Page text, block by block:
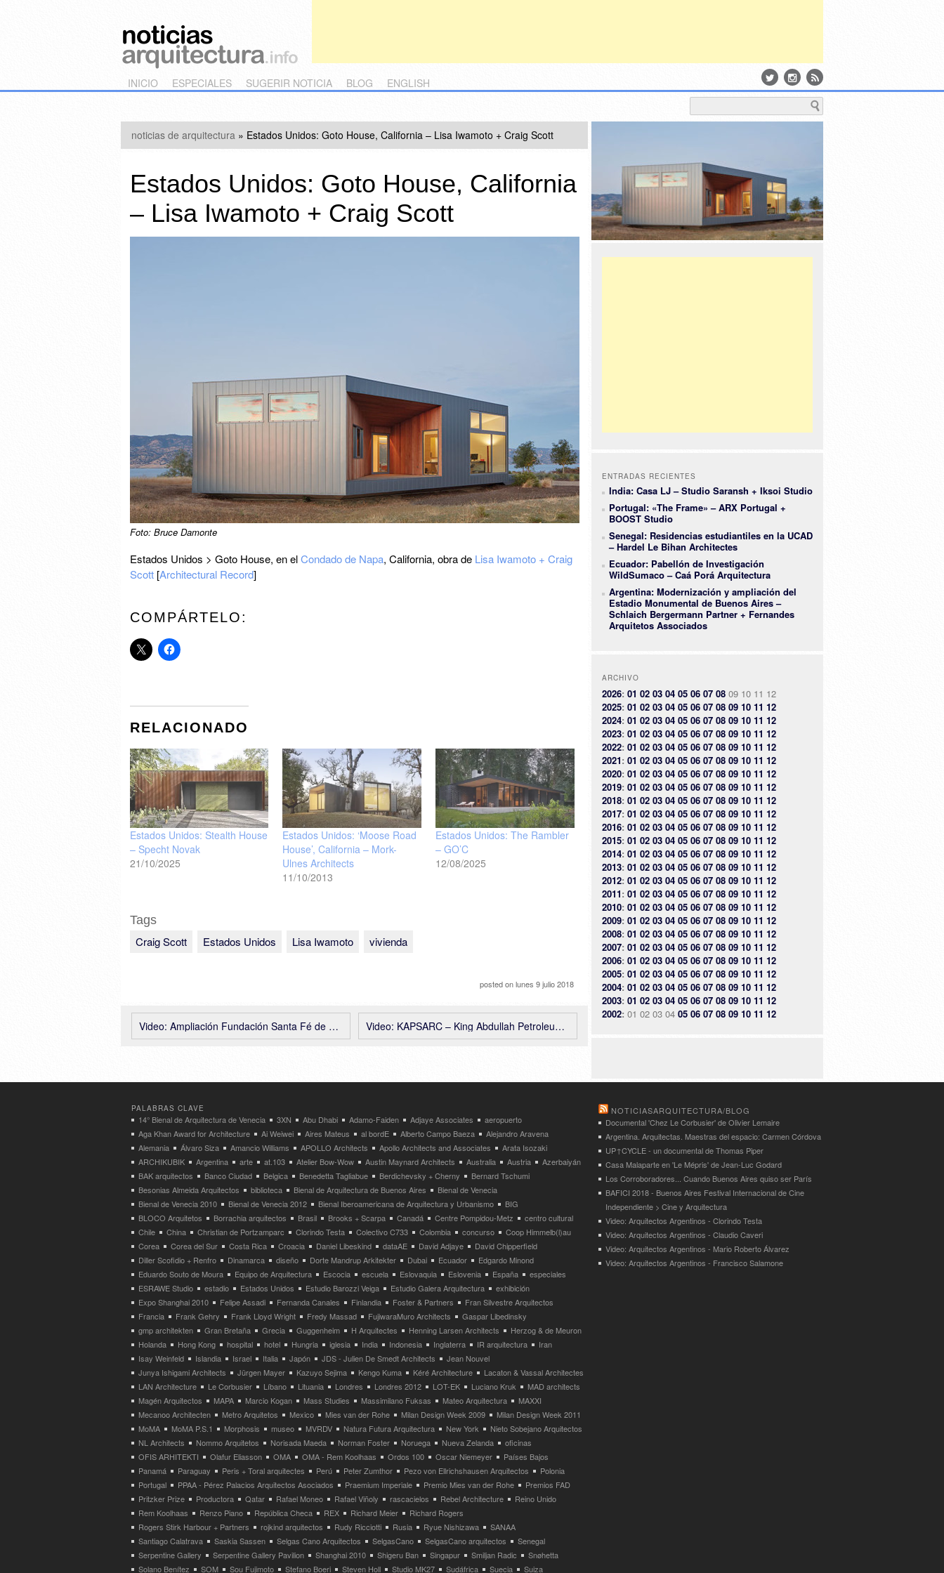
Main menu
Skip to primary content
Skip to secondary content
INICIO ESPECIALES SUGERIR NOTICIA BLOG ENGLISH
noticias de arquitectura » Estados Unidos: Goto House, California – Lisa Iwamoto + Craig Scott
Estados Unidos: Goto House, California
– Lisa Iwamoto + Craig Scott
Foto: Bruce Damonte
Estados Unidos > Goto House, en elCondado de Napa, California, obra de Lisa Iwamoto + Craig
Scott[Architectural Record]
COMPÁRTELO:
RELACIONADO
Estados Unidos: Stealth House
– Specht Novak
21/10/2025
Estados Unidos: ‘Moose Road
House’, California – Mork-
Ulnes Architects
11/10/2013
Estados Unidos: The Rambler
– GO’C
12/08/2025
Tags
Craig Scott Estados Unidos Lisa Iwamoto vivienda
posted onlunes 9 julio 2018
Video: KAPSARC – King Abdullah Petroleum Studies And Research Center, Riyadh, Arabia Saudita – Zaha Hadid Architects
Video: Ampliación Fundación Santa Fé de Bogotá, Colombia – El Equipo Mazzanti
ENTRADAS RECIENTES
India: Casa LJ – Studio Saransh + Iksoi Studio
Portugal: «The Frame» – ARX Portugal +
BOOST Studio
Senegal: Residencias estudiantiles en la UCAD
– Hardel Le Bihan Architectes
Ecuador: Pabellón de Investigación
WildSumaco – Caá Porá Arquitectura
Argentina: Modernización y ampliación del
Estadio Monumental de Buenos Aires –
Schlaich Bergermann Partner + Fernandes
Arquitetos Associados
ARCHIVO
2026: 01 02 03 04 05 06 07 08 09 10 11 12
2025: 01 02 03 04 05 06 07 08 09 10 11 12
2024: 01 02 03 04 05 06 07 08 09 10 11 12
2023: 01 02 03 04 05 06 07 08 09 10 11 12
2022: 01 02 03 04 05 06 07 08 09 10 11 12
2021: 01 02 03 04 05 06 07 08 09 10 11 12
2020: 01 02 03 04 05 06 07 08 09 10 11 12
2019: 01 02 03 04 05 06 07 08 09 10 11 12
2018: 01 02 03 04 05 06 07 08 09 10 11 12
2017: 01 02 03 04 05 06 07 08 09 10 11 12
2016: 01 02 03 04 05 06 07 08 09 10 11 12
2015: 01 02 03 04 05 06 07 08 09 10 11 12
2014: 01 02 03 04 05 06 07 08 09 10 11 12
2013: 01 02 03 04 05 06 07 08 09 10 11 12
2012: 01 02 03 04 05 06 07 08 09 10 11 12
2011: 01 02 03 04 05 06 07 08 09 10 11 12
2010: 01 02 03 04 05 06 07 08 09 10 11 12
2009: 01 02 03 04 05 06 07 08 09 10 11 12
2008: 01 02 03 04 05 06 07 08 09 10 11 12
2007: 01 02 03 04 05 06 07 08 09 10 11 12
2006: 01 02 03 04 05 06 07 08 09 10 11 12
2005: 01 02 03 04 05 06 07 08 09 10 11 12
2004: 01 02 03 04 05 06 07 08 09 10 11 12
2003: 01 02 03 04 05 06 07 08 09 10 11 12
2002: 01 02 03 04 05 06 07 08 09 10 11 12
PALABRAS CLAVE
14° Bienal de Arquitectura de Venecia 3XN Abu Dhabi Adamo-Faiden Adjaye Associates
aeropuerto
Aga Khan Award for Architecture
Ai Weiwei Aires Mateus al bordE Alberto Campo Baeza
Alejandro Aravena
Alemania
Álvaro Siza Amancio Williams APOLLO Architects Apollo Architects and Associates
Arata Isozaki
ARCHIKUBIK
Argentina arte at.103 Atelier Bow-Wow Austin Maynard Architects Australia Austria
Azerbaiyán
BAK arquitectos
Banco Ciudad Belgica Benedetta Tagliabue Berdichevsky + Cherny
Bernard Tschumi
Besonias Almeida Arquitectos
biblioteca Bienal de Arquitectura de Buenos Aires
Bienal de Venecia
Bienal de Venecia 2010
Bienal de Venecia 2012 Bienal Iberoamericana de Arquitectura y Urbanismo
BIG
BLOCO Arquitetos
Borrachia arquitectos Brasil Brooks + Scarpa Canadá Centre Pompidou-Metz
centro cultural
Chile
China Christian de Portzamparc Clorindo Testa Colectivo C733 Colombia concurso
Coop Himmelb(l)au
Corea
Corea del Sur Costa Rica Croacia Daniel Libeskind dataAE David Adjaye
David Chipperfield
Diller Scofidio + Renfro
Dinamarca diseño Dorte Mandrup Arkitekter Dubai Ecuador
Edgardo Minond
Eduardo Souto de Moura
Equipo de Arquitectura Escocia escuela Eslovaquia Eslovenia España
especiales
ESRAWE Studio
estadio Estados Unidos Estudio Barozzi Veiga Estudio Galera Arquitectura
exhibición
Expo Shanghai 2010
Felipe Assadi Fernanda Canales Finlandia Foster & Partners
Fran Silvestre Arquitectos
Francia
Frank Gehry Frank Lloyd Wright Fredy Massad FujiwaraMuro Architects
Gaspar Libedinsky
gmp architekten
Gran Bretaña Grecia Guggenheim H Arquitectes Henning Larsen Architects
Herzog & de Meuron
Holanda
Hong Kong hospital hotel Hungria iglesia India Indonesia Inglaterra IR arquitectura
Iran
Isay Weinfeld
Islandia Israel Italia Japón JDS - Julien De Smedt Architects
Jean Nouvel
Junya Ishigami Architects
Jürgen Mayer Kazuyo Sejima Kengo Kuma Kéré Architecture
Lacaton & Vassal Architectes
LAN Architecture
Le Corbusier Líbano Lituania Londres Londres 2012 LOT-EK Luciano Kruk
MAD architects
Magén Arquitectos
MAPA Marcio Kogan Mass Studies Massimilano Fuksas Mateo Arquitectura
MAXXI
Mecanoo Architecten
Metro Arquitetos Mexico Mies van der Rohe Milan Design Week 2009
Milan Design Week 2011
MoMA
MoMA P.S.1 Morphosis museo MVRDV Natura Futura Arquitectura New York
Nieto Sobejano Arquitectos
NL Architects
Nommo Arquitetos Norisada Maeda Norman Foster Noruega Nueva Zelanda
oficinas
OFIS ARHITEKTI
Olafur Eliasson OMA OMA - Rem Koolhaas Ordos 100 Oscar Niemeyer
Países Bajos
Panamá
Paraguay Peris + Toral arquitectes Perú Peter Zumthor Pezo von Ellrichshausen Arquitectos
Polonia
Portugal
PPAA - Pérez Palacios Arquitectos Asociados Praemium Imperiale Premio Mies van der Rohe
Premios FAD
Pritzker Prize
Productora Qatar Rafael Moneo Rafael Viñoly rascacielos Rebel Architecture
Reino Unido
Rem Koolhaas
Renzo Piano República Checa REX Richard Meier
Richard Rogers
Rogers Stirk Harbour + Partners
rojkind arquitectos Rudy Ricciotti Rusia Ryue Nishizawa
SANAA
Santiago Calatrava
Saskia Sassen Selgas Cano Arquitectos SelgasCano SelgasCano arquitectos
Senegal
Serpentine Gallery
Serpentine Gallery Pavilion Shanghai 2010 Shigeru Ban Singapur Smiljan Radic
Snøhetta
Solano Benítez
SOM Sou Fujimoto Stefano Boeri Steven Holl Studio MK27 Sudáfrica Suecia Suiza
NOTICIASARQUITECTURA/BLOG
Documental 'Chez Le Corbusier' de Olivier Lemaire
Argentina. Arquitectas. Maestras del espacio: Carmen Córdova
UP↑CYCLE - un documental de Thomas Piper
Casa Malaparte en 'Le Mépris' de Jean-Luc Godard
Los Corroboradores... Cuando Buenos Aires quiso ser París
BAFICI 2018 - Buenos Aires Festival Internacional de Cine
Independiente > Cine y Arquitectura
Video: Arquitectos Argentinos - Clorindo Testa
Video: Arquitectos Argentinos - Claudio Caveri
Video: Arquitectos Argentinos - Mario Roberto Álvarez
Video: Arquitectos Argentinos - Francisco Salamone